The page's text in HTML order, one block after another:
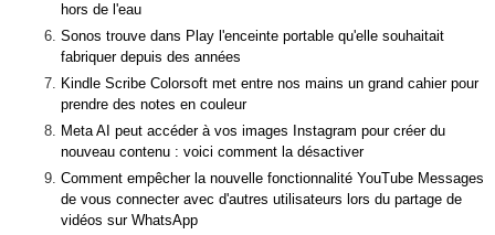
hors de l'eau
Sonos trouve dans Play l'enceinte portable qu'elle souhaitait
fabriquer depuis des années
Kindle Scribe Colorsoft met entre nos mains un grand cahier pour
prendre des notes en couleur
Meta AI peut accéder à vos images Instagram pour créer du
nouveau contenu : voici comment la désactiver
Comment empêcher la nouvelle fonctionnalité YouTube Messages
de vous connecter avec d'autres utilisateurs lors du partage de
vidéos sur WhatsApp